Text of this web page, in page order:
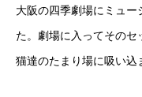
大阪の四季劇場にミュー
た。劇場に入ってその
猫達のたまり場に吸い込